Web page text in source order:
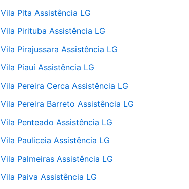
Vila Pita Assistência LG
Vila Pirituba Assistência LG
Vila Pirajussara Assistência LG
Vila Piauí Assistência LG
Vila Pereira Cerca Assistência LG
Vila Pereira Barreto Assistência LG
Vila Penteado Assistência LG
Vila Pauliceia Assistência LG
Vila Palmeiras Assistência LG
Vila Paiva Assistência LG